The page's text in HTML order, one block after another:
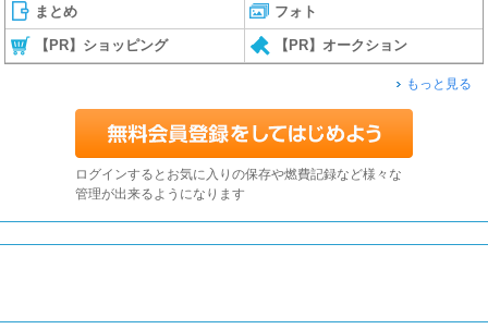
まとめ フォト
【PR】ショッピング 【PR】オークション
もっと見る
ログインするとお気に入りの保存や燃費記録など様々な
管理が出来るようになります